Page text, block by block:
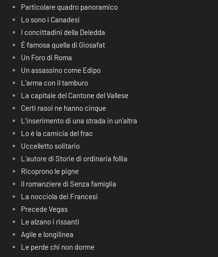
Particolare quadro panoramico
Lo sono i Canadesi
I concittadini della Deledda
É famosa quella di Giosafat
Un Foro di Roma
Un assassino come Edipo
L’arma con il tamburo
La capitale del Cantone del Vallese
Certi rasoi ne hanno cinque
L’inserimento di una strada in un’altra
Lo è la camicia del frac
Uccelletto solitario
L’autore di Storie di ordinaria follia
Ricoprono le pigne
Il romanziere di Senza famiglia
La nocciola dei Francesi
Precede Vegas
Le alzano i rissanti
Agile e longilinea
Le perde chi non dorme